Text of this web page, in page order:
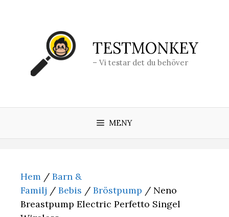
TESTMONKEY
– Vi testar det du behöver
MENY
Hem / Barn &
Familj / Bebis / Bröstpump / Neno
Breastpump Electric Perfetto Singel